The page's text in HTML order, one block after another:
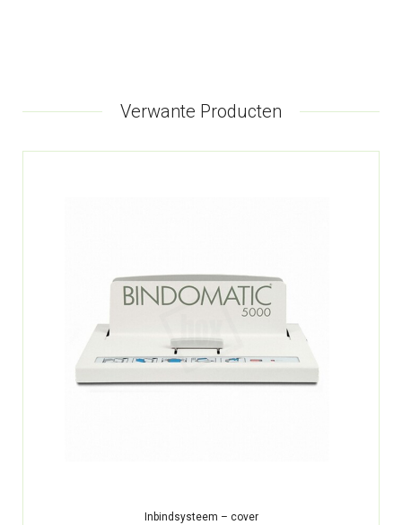
Verwante Producten
Inbindsysteem – cover